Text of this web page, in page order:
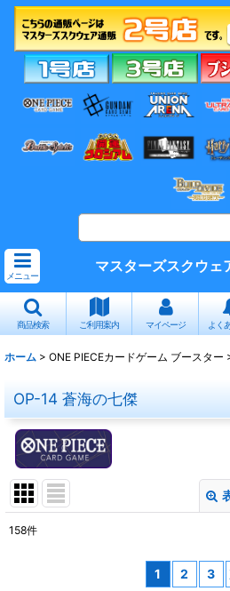
メニュー
マスターズスクウェ
商品検索 ご利用案内 マイページ よく
ホーム > ONE PIECEカードゲーム ブースター
OP-14 蒼海の七傑
158件
1 2 3